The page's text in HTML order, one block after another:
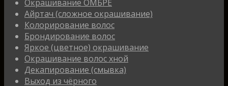
Окрашивание ОМБРЕ
Айртач (сложное окрашивание)
Колорирование волос
Брондирование волос
Яркое (цветное) окрашивание
Окрашивание волос хной
Декапирование (смывка)
Выход из чёрного